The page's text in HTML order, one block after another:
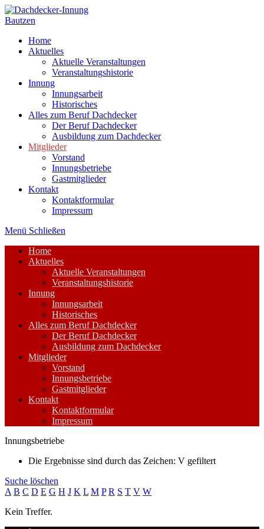
Zum
Inhalt
Home
Aktuelles
Aktuelle Veranstaltungen
Veranstaltungshistorie
Innung
Innungsarbeit
Historisches
Alles zum Beruf Dachdecker
Der Beruf Dachdecker
Ausbildung zum Dachdecker
Mitglieder
Vorstand
Innungsbetriebe
Gastmitglieder
Kontakt
Kontaktformular
Impressum
Menü Schließen
Home
Aktuelles
Aktuelle Veranstaltungen
Veranstaltungshistorie
Innung
Innungsarbeit
Historisches
Alles zum Beruf Dachdecker
Der Beruf Dachdecker
Ausbildung zum Dachdecker
Mitglieder
Vorstand
Innungsbetriebe
Gastmitglieder
Kontakt
Kontaktformular
Impressum
Innungsbetriebe
Die Ergebnisse sind durch das Zeichen: V gefiltert
Suche löschen
A B C D E G H J K L M P R S T V W
Kein Treffer.